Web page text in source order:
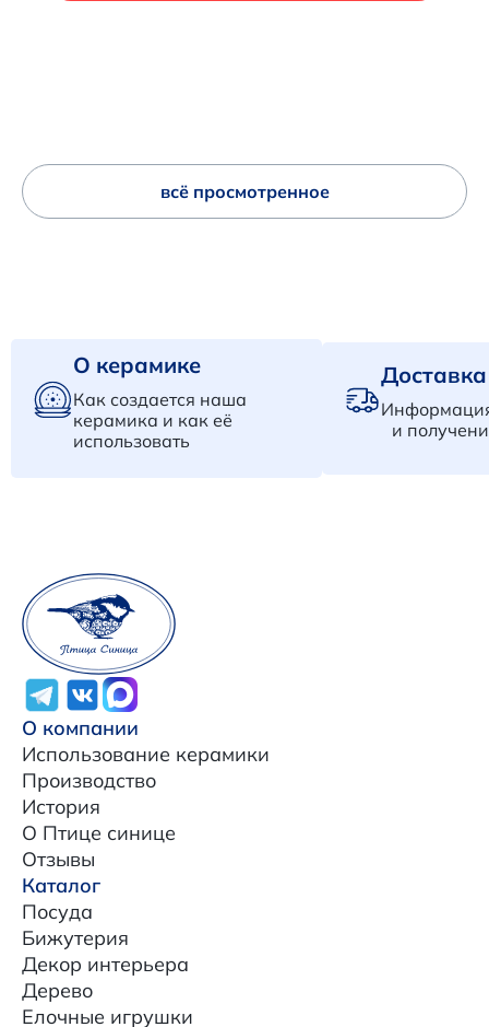
всё просмотренное
О керамике
Как создается наша
керамика и как её
использовать
и
О компании
Использование керамики
Производство
История
О Птице синице
Отзывы
Каталог
Посуда
Бижутерия
Декор интерьера
Дерево
Елочные игрушки